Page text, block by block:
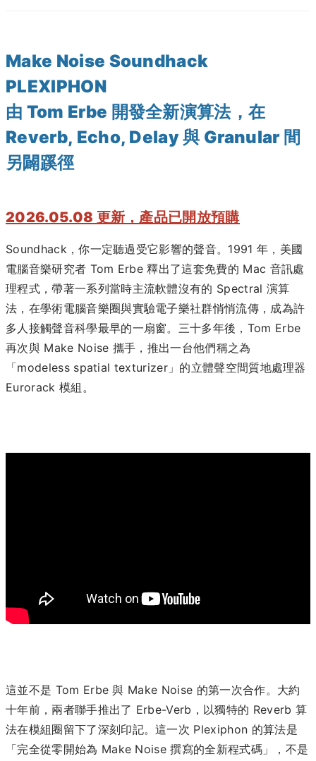
Make Noise Soundhack
PLEXIPHON
由 Tom Erbe 開發全新演算法，在
Reverb, Echo, Delay 與 Granular 間
另闢蹊徑
2026.05.08 更新，產品已開放預購
Soundhack，你一定聽過受它影響的聲音。1991 年，美國
電腦音樂研究者 Tom Erbe 釋出了這套免費的 Mac 音訊處
理程式，帶著一系列當時主流軟體沒有的 Spectral 演算
法，在學術電腦音樂圈與實驗電子樂社群悄悄流傳，成為許
多人接觸聲音科學最早的一扇窗。三十多年後，Tom Erbe
再次與 Make Noise 攜手，推出一台他們稱之為
「modeless spatial texturizer」的立體聲空間質地處理器
Eurorack 模組。
這並不是 Tom Erbe 與 Make Noise 的第一次合作。大約
十年前，兩者聯手推出了 Erbe-Verb，以獨特的 Reverb 算
法在模組圈留下了深刻印記。這一次 Plexiphon 的算法是
「完全從零開始為 Make Noise 撰寫的全新程式碼」，不是